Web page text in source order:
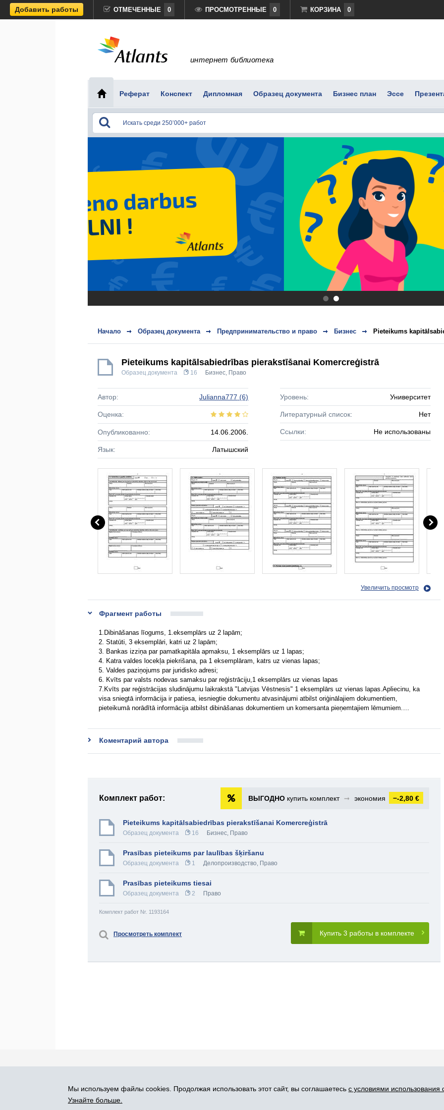
Добавить работы ОТМЕЧЕННЫЕ 0 ПРОСМОТРЕННЫЕ 0 КОРЗИНА 0
интернет библиотека
Реферат Конспект Дипломная Образец документа Бизнес план Эссе
.
Начало Образец документа Предпринимательство и право Бизнес Pieteikums
Pieteikums kapitālsabiedrības pierakstīšanai Komercreģistrā
Образец документа 16 Бизнес, Право
Автор: Julianna777 (6)
Оценка:
Опубликованно: 14.06.2006.
Язык: Латышский
Уровень: Университет
Литературный список: Нет
Ссылки: Не использованы
Увеличить просмотр
Фрагмент работы
1.Dibināšanas līogums, 1.eksemplārs uz 2 lapām;
2. Statūti, 3 eksemplāri, katri uz 2 lapām;
3. Bankas izziņa par pamatkapitāla apmaksu, 1 eksemplārs uz 1 lapas;
4. Katra valdes locekļa piekrišana, pa 1 eksemplāram, katrs uz vienas lapas;
5. Valdes paziņojums par juridisko adresi;
6. Kvīts par valsts nodevas samaksu par reģistrāciju,1 eksemplārs uz vienas lapas
7.Kvīts par reģistrācijas sludinājumu laikrakstā "Latvijas Vēstnesis" 1 eksemplārs uz vienas lapas.Apliecinu, ka
visa sniegtā informācija ir patiesa, iesniegtie dokumentu atvasinājumi atbilst oriģinālajiem dokumentiem,
pieteikumā norādītā informācija atbilst dibināšanas dokumentiem un komersanta pieņemtajiem lēmumiem.…
Коментарий автора
Комплект работ: ВЫГОДНО купить комплект ➞ экономия −-2,80 €
Pieteikums kapitālsabiedrības pierakstīšanai Komercreģistrā
Образец документа 16 Бизнес, Право
Prasības pieteikums par laulības šķiršanu
Образец документа 1 Делопроизводство, Право
Prasības pieteikums tiesai
Образец документа 2 Право
Комплект работ Nr. 1193164
Купить 3 работы в комплекте
Просмотреть комплект
SIA „CDI” © 2002 - 2026
Мы используем файлы cookies. Продолжая использовать этот сайт, вы соглашаетесь с условиями использования
Узнайте больше.